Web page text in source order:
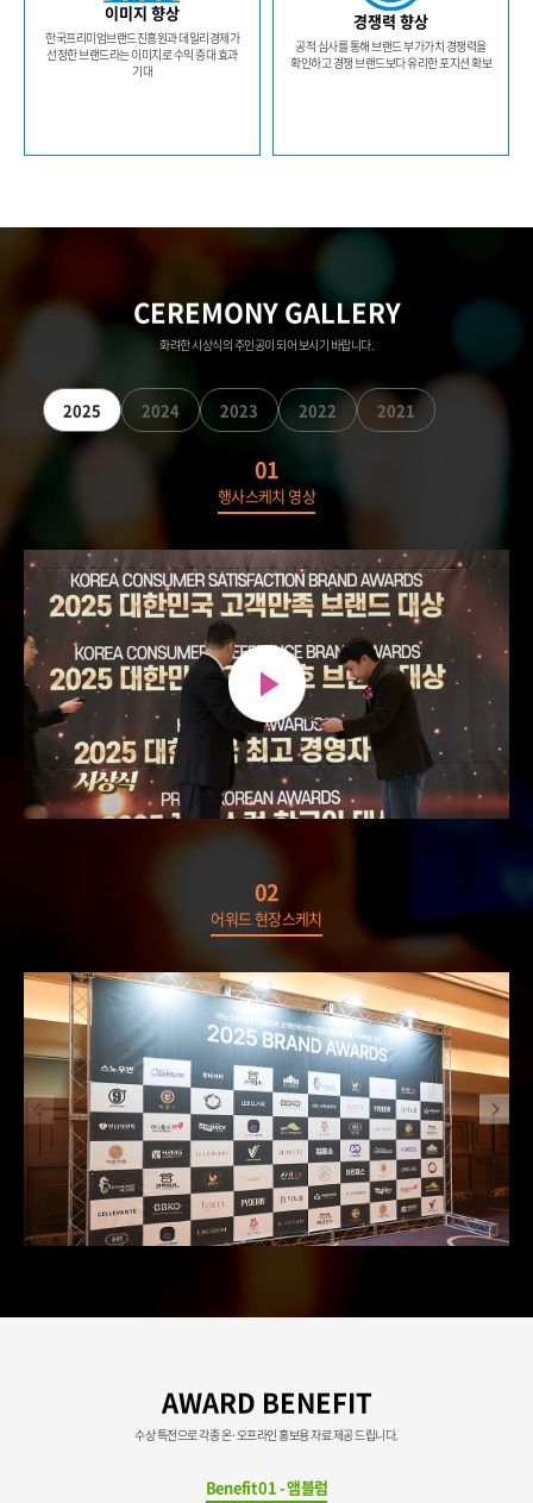
이미지 향상
한국프리미엄브랜드진흥원과 데일리경제가
선정한 브랜드라는 이미지로 수익 증대 효과
기대
경쟁력 향상
공적 심사를 통해 브랜드 부가가치 경쟁력을
확인하고 경쟁 브랜드보다 유리한 포지션 확보
CEREMONY GALLERY
화려한 시상식의 주인공이 되어 보시기 바랍니다.
2025 2024 2023 2022 2021
01
행사스케치 영상
02
어워드 현장스케치
AWARD BENEFIT
수상 특전으로 각종 온·오프라인 홍보용 자료 제공 드립니다.
Benefit 01 - 앰블럼